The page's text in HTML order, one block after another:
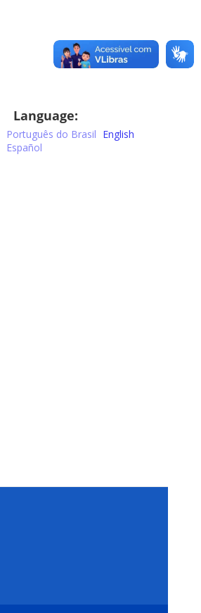
Language:
Português do Brasil English
Español